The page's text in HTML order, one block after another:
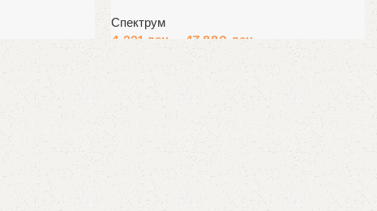
Спектрум
4,221 ден 47,880 ден